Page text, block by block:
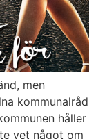
men
kommunalråd
håller
vet något om